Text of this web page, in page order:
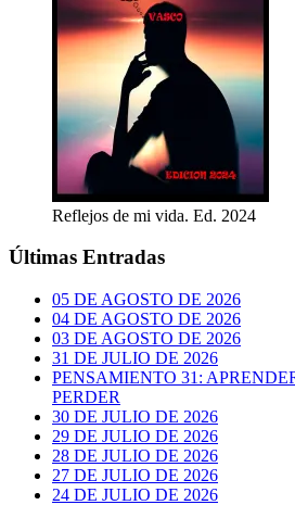
Reflejos de mi vida. Ed. 2024
Últimas Entradas
05 DE AGOSTO DE 2026
04 DE AGOSTO DE 2026
03 DE AGOSTO DE 2026
31 DE JULIO DE 2026
PENSAMIENTO 31:
PERDER
30 DE JULIO DE 2026
29 DE JULIO DE 2026
28 DE JULIO DE 2026
27 DE JULIO DE 2026
24 DE JULIO DE 2026